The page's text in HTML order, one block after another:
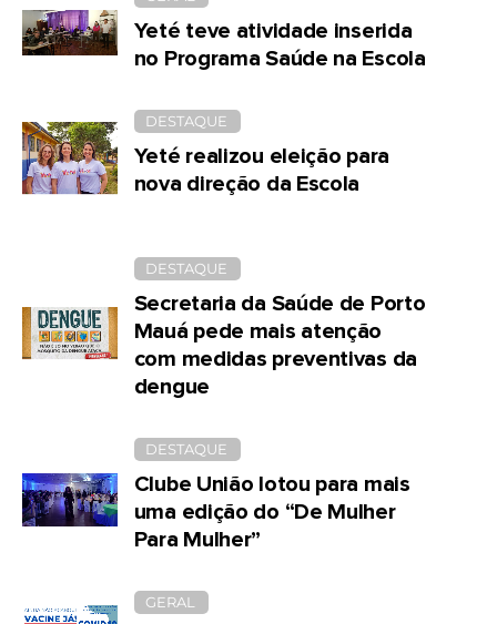
Yeté teve atividade inserida
no Programa Saúde na Escola
DESTAQUE
Yeté realizou eleição para
nova direção da Escola
DESTAQUE
Secretaria da Saúde de Porto
Mauá pede mais atenção
com medidas preventivas da
dengue
DESTAQUE
Clube União lotou para mais
uma edição do “De Mulher
Para Mulher”
GERAL